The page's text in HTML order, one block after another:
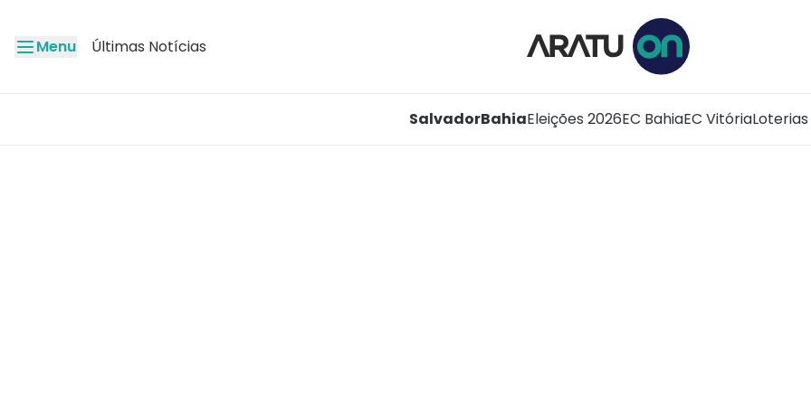
Menu Últimas Notícias
SalvadorBahiaEleições 2026EC BahiaEC VitóriaLoterias